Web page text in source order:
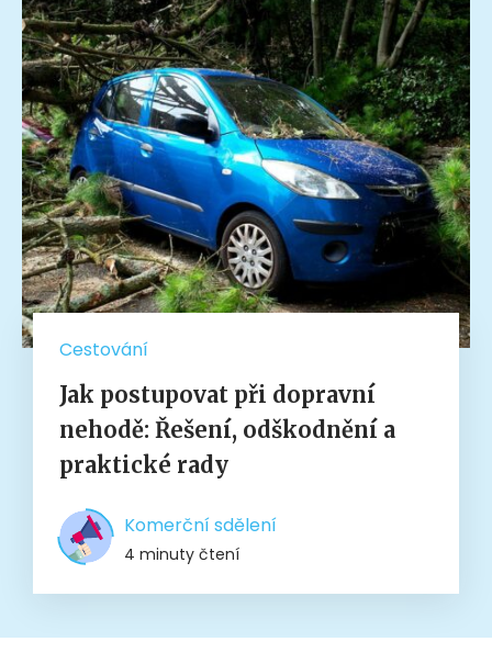
Cestování
Jak postupovat při dopravní
nehodě: Řešení, odškodnění a
praktické rady
Komerční sdělení
4 minuty čtení